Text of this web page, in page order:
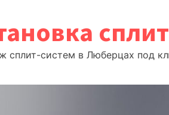
сплит-систем в Люберцах под